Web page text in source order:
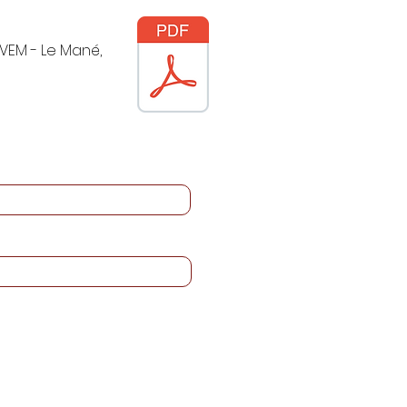
- Le Mané,